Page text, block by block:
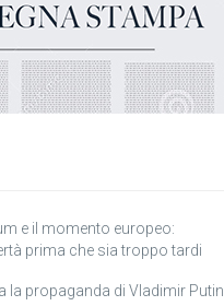
e il momento europeo:
prima che sia troppo tardi
la propaganda di Vladimir Putin